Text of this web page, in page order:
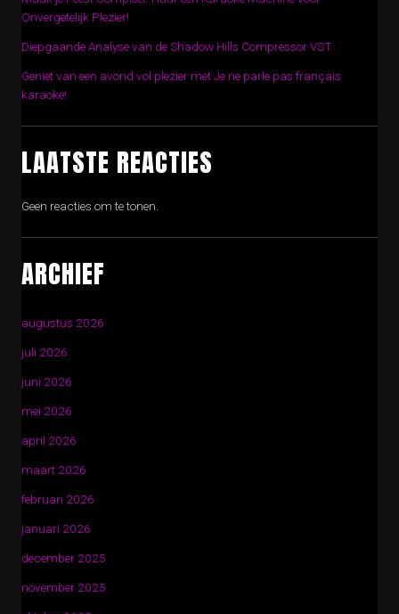
Onvergetelijk Plezier!
Diepgaande Analyse van de Shadow Hills Compressor VST
Geniet van een avond vol plezier met Je ne parle pas français
karaoke!
LAATSTE REACTIES
Geen reacties om te tonen.
ARCHIEF
augustus 2026
juli 2026
juni 2026
mei 2026
april 2026
maart 2026
februari 2026
januari 2026
december 2025
november 2025